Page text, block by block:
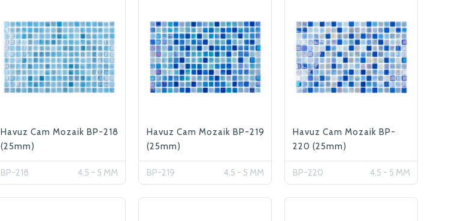
Havuz Cam Mozaik BP-218
(25mm)
BP-218 4,5 - 5 MM
Havuz Cam Mozaik BP-219
(25mm)
BP-219 4,5 - 5 MM
Havuz Cam Mozaik BP-
220 (25mm)
BP-220 4,5 - 5 MM